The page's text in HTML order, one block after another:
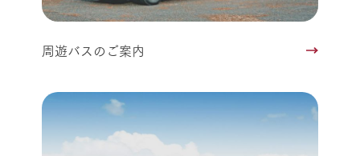
周遊バスのご案内